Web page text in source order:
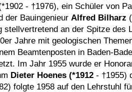
- †1976), ein Schüler von
der Bauingenieur Alfred Bilharz
stellvertretend an der Spitze des
Jahre mit geologischen
Beamtenposten in Baden-
Im Jahr 1955 wurde er
Dieter Hoenes (*1912 - †1955)
folgte 1958 auf den Lehrstuhl